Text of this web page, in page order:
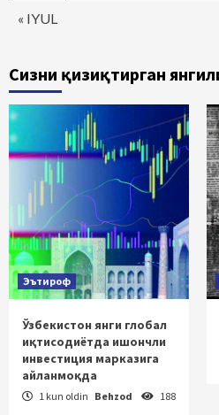
« IYUL
Сизни қизиқтирган
Эътироф
Ўзбекистон янги глобал
иқтисодиётда ишончли
инвестиция марказига
айланмоқда
1 kun oldin Behzod 188